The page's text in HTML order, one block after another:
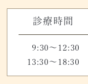
診療時間
9:30～12:30
13:30～18:30